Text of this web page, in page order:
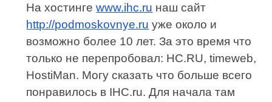
На хостингеwww.ihc.ru наш сайт
http://podmoskovnye.ru уже около и
возможно более 10 лет. За это время что
только не перепробовал: HC.RU, timeweb,
HostiMan. Могу сказать что больше всего
понравилось в IHC.ru. Для начала там